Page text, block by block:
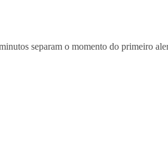
separam o momento do primeiro